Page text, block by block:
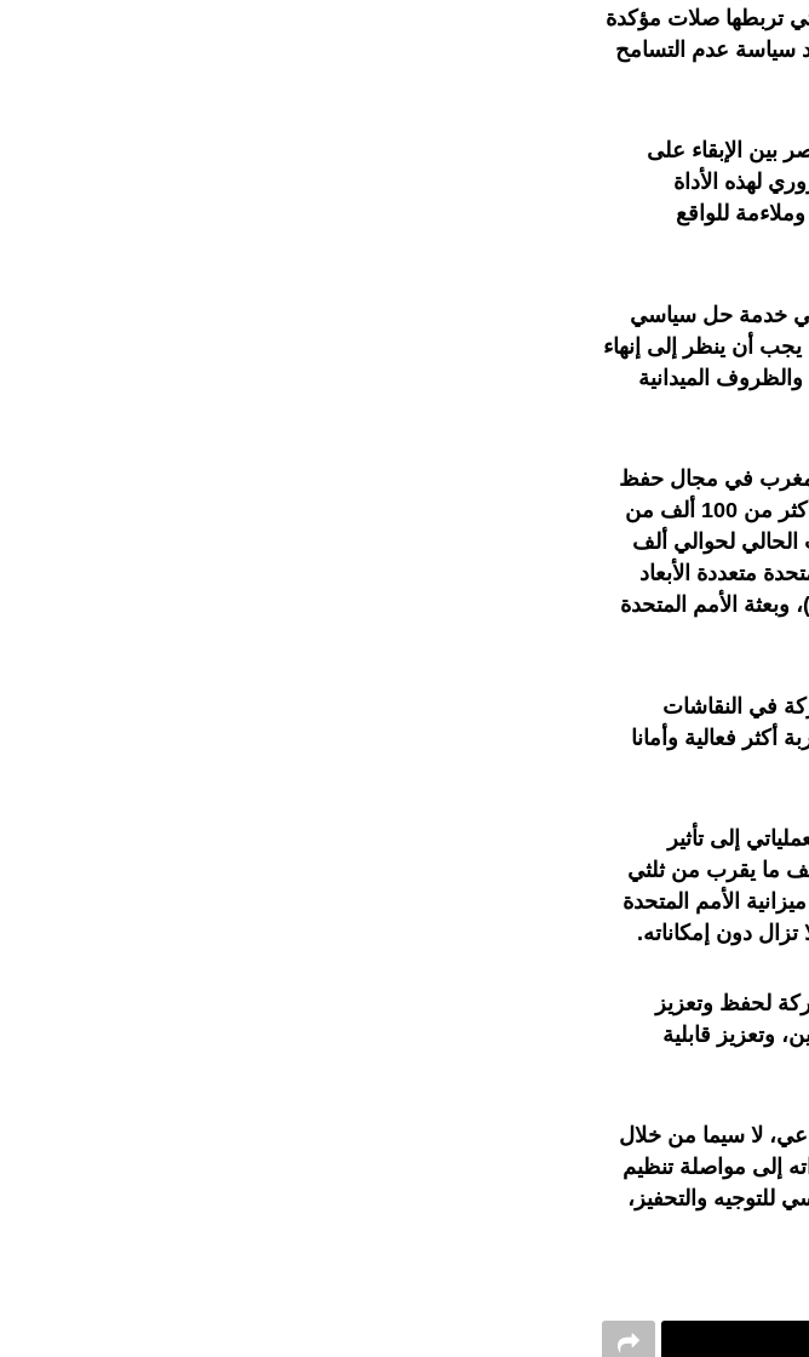
تربطها صلات مؤكدة
سياسة عدم التسامح
بين الإبقاء على
لهذه الأداة
للواقع
خدمة حل سياسي
أن ينظر إلى إنهاء
الميدانية
في مجال حفظ
السلام، مذكرا بالمشاركة المتواصلة للمملكة منذ عام 1960، ونشر أكثر من 100 ألف من
الحالي لحوالي ألف
متعددة الأبعاد
وبعثة الأمم المتحدة
في النقاشات
فعالية وأمانا
إلى تأثير
ما يقرب من ثلثي
حوالي 60 في المائة من ميزانية الأمم المتحدة
دون إمكاناته.
لحفظ وتعزيز
وتعزيز قابلية
لا سيما من خلال
إلى مواصلة تنظيم
للتوجيه والتحفيز،